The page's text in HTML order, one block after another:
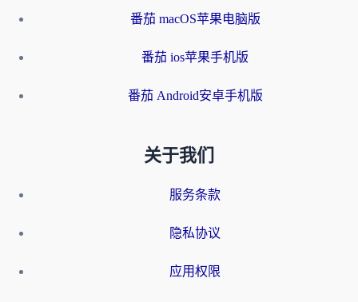
番茄 macOS苹果电脑版
番茄 ios苹果手机版
番茄 Android安卓手机版
关于我们
服务条款
隐私协议
应用权限